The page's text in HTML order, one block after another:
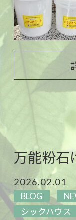
万能粉石
2026.02.01
BLOG
シックハウ